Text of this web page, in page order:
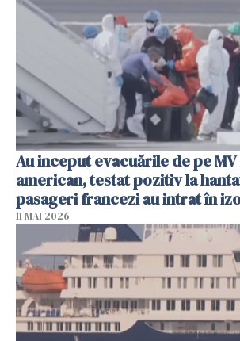
Au inceput evacuările de pe
american, testat pozitiv la
pasageri francezi au intrat în
11 MAI 2026